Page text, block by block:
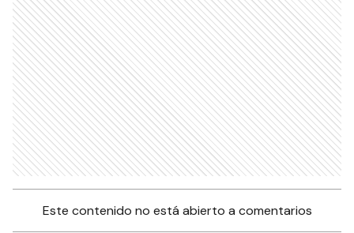
Este contenido no está abierto a comentarios